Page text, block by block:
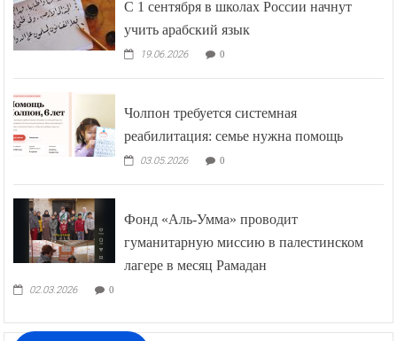
С 1 сентября в школах России начнут
учить арабский язык
19.06.2026 0
Чолпон требуется системная
реабилитация: семье нужна помощь
03.05.2026 0
Фонд «Аль-Умма» проводит
гуманитарную миссию в палестинском
лагере в месяц Рамадан
02.03.2026 0